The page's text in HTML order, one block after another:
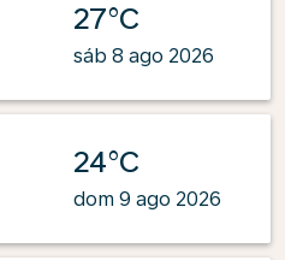
27°C
sáb 8 ago 2026
24°C
dom 9 ago 2026